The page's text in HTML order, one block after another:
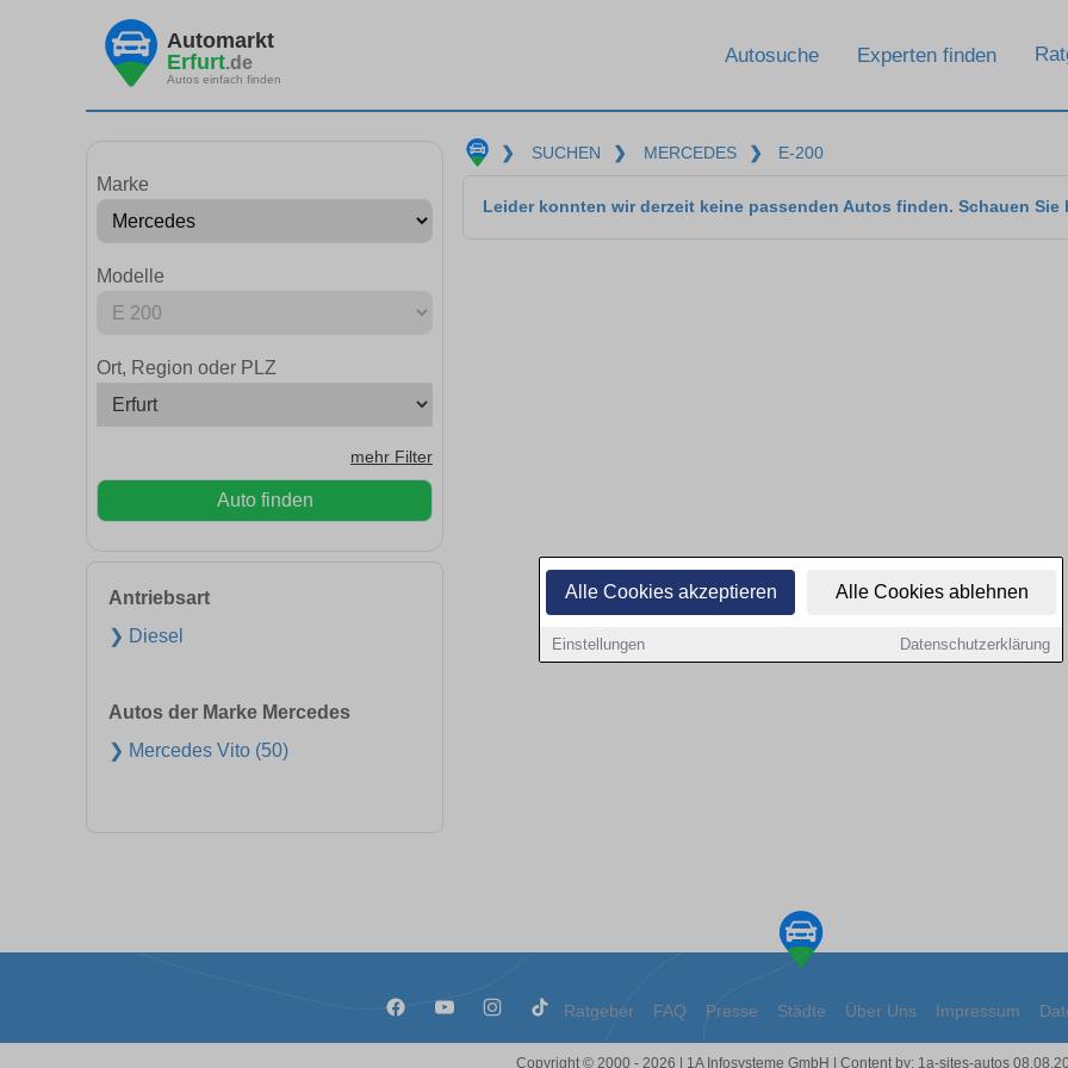
Alle Cookies akzeptieren Alle Cookies ablehnen
Einstellungen Datenschutzerklärung
Automarkt
Erfurt.de
Autos einfach finden
Autosuche Experten finden
Marke
Modelle
Ort, Region oder PLZ
mehr Filter
Auto finden
Antriebsart
❯ Diesel
Autos der Marke Mercedes
❯ Mercedes Vito (50)
❯ SUCHEN ❯ MERCEDES ❯ E-200
Leider konnten wir derzeit keine passenden Autos finden. Schauen Sie
Ratgeber FAQ Presse Städte Über Uns Impressum
Copyright © 2000 - 2026 | 1A Infosysteme GmbH | Content by: 1a-sites-autos